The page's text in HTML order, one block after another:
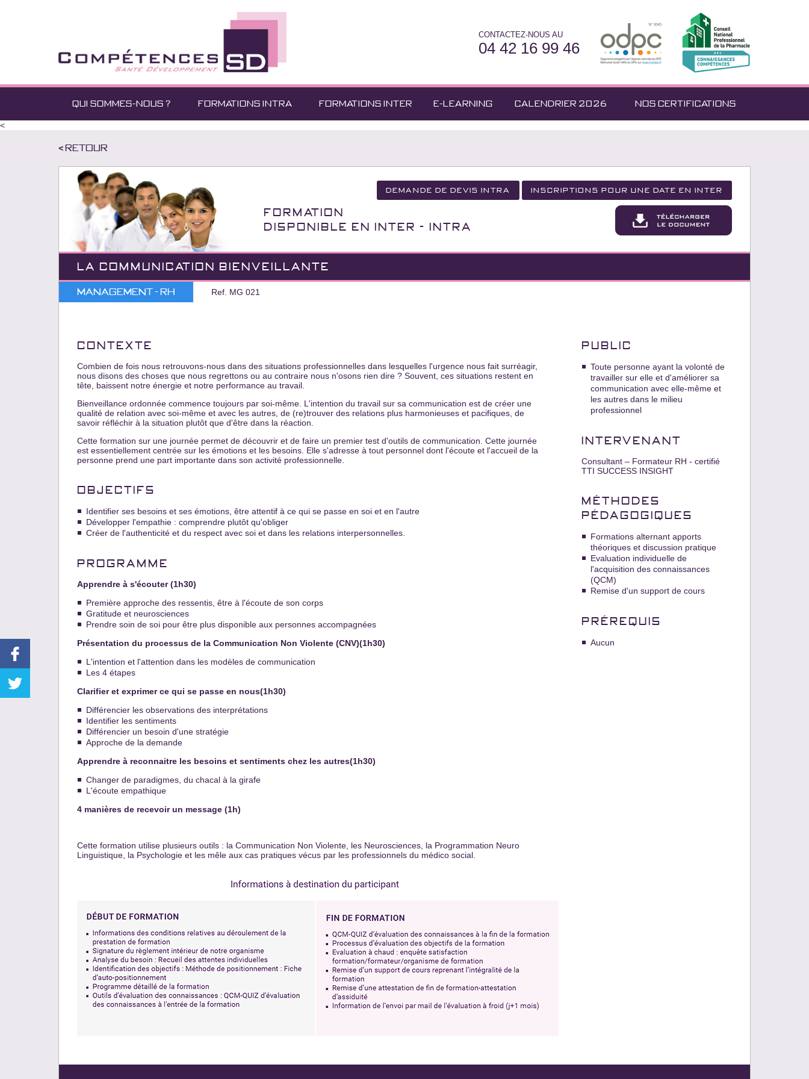
CONTACTEZ-NOUS AU
04 42 16 99 46
QUI SOMMES-NOUS ? FORMATIONS INTRA FORMATIONS INTER E-LEARNING CALENDRIER 2026 NOS CERTIFICATIONS
<
< Retour
Demande de devis Intra Inscriptions pour une date en inter
Formation
Disponible en INTER - INTRA
LA COMMUNICATION BIENVEILLANTE
Management - RH Ref. MG 021
CONTEXTE
Combien de fois nous retrouvons-nous dans des situations professionnelles dans lesquelles l'urgence nous fait surréagir,
nous disons des choses que nous regrettons ou au contraire nous n'osons rien dire ? Souvent, ces situations restent en
tête, baissent notre énergie et notre performance au travail.
Bienveillance ordonnée commence toujours par soi-même. L'intention du travail sur sa communication est de créer une
qualité de relation avec soi-même et avec les autres, de (re)trouver des relations plus harmonieuses et pacifiques, de
savoir réfléchir à la situation plutôt que d'être dans la réaction.
Cette formation sur une journée permet de découvrir et de faire un premier test d'outils de communication. Cette journée
est essentiellement centrée sur les émotions et les besoins. Elle s'adresse à tout personnel dont l'écoute et l'accueil de la
personne prend une part importante dans son activité professionnelle.
OBJECTIFS
Identifier ses besoins et ses émotions, être attentif à ce qui se passe en soi et en l'autre
Développer l'empathie : comprendre plutôt qu'obliger
Créer de l'authenticité et du respect avec soi et dans les relations interpersonnelles.
PROGRAMME
Apprendre à s'écouter (1h30)
Première approche des ressentis, être à l'écoute de son corps
Gratitude et neurosciences
Prendre soin de soi pour être plus disponible aux personnes accompagnées
Présentation du processus de la Communication Non Violente (CNV)(1h30)
L'intention et l'attention dans les modèles de communication
Les 4 étapes
Clarifier et exprimer ce qui se passe en nous(1h30)
Différencier les observations des interprétations
Identifier les sentiments
Différencier un besoin d'une stratégie
Approche de la demande
Apprendre à reconnaitre les besoins et sentiments chez les autres(1h30)
Changer de paradigmes, du chacal à la girafe
L'écoute empathique
4 manières de recevoir un message (1h)
Cette formation utilise plusieurs outils : la Communication Non Violente, les Neurosciences, la Programmation Neuro
Linguistique, la Psychologie et les mêle aux cas pratiques vécus par les professionnels du médico social.
PUBLIC
Toute personne ayant la volonté de
travailler sur elle et d'améliorer sa
communication avec elle-même et
les autres dans le milieu
professionnel
INTERVENANT
Consultant – Formateur RH - certifié
TTI SUCCESS INSIGHT
MÉTHODES
PÉDAGOGIQUES
Formations alternant apports
théoriques et discussion pratique
Evaluation individuelle de
l'acquisition des connaissances
(QCM)
Remise d'un support de cours
PRÉREQUIS
Aucun